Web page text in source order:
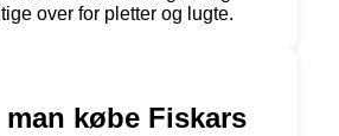
over for pletter og lugte.
købe Fiskars